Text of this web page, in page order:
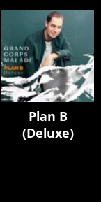
Plan B
(Deluxe)